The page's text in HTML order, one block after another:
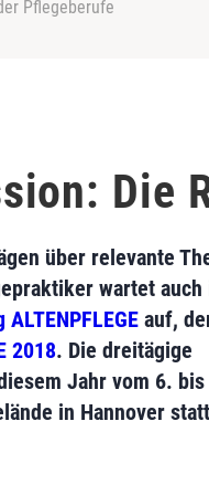
Pflegeberufe
Die
über relevante
wartet auch
auf,
2018. Die dreitägige
Jahr vom 6. bis
in Hannover